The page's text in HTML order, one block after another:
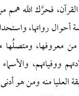
القرآن، فحرَّك الله
أحوال رواتها،
معروفها،
ووفياتهم،
منه ومن هو